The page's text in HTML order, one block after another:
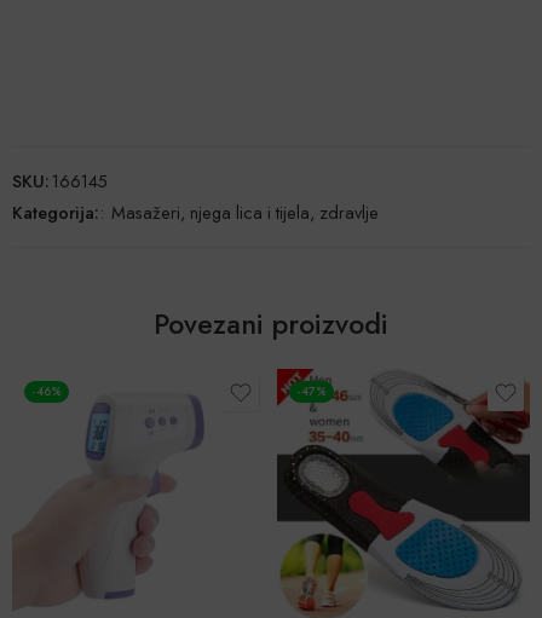
SKU:166145
Kategorija:: Masažeri, njega lica i tijela, zdravlje
Povezani proizvodi
-47% -47%